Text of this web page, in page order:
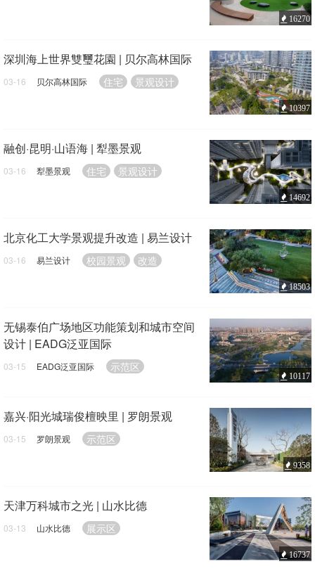
16270
深圳海上世界雙璽花園 | 贝尔高林国际
03-16 贝尔高林国际 住宅 景观设计
10397
融创·昆明·山语海 | 犁墨景观
03-16 犁墨景观 住宅 景观设计
14692
北京化工大学景观提升改造 | 易兰设计
03-16 易兰设计 校园景观 改造
18503
无锡泰伯广场地区功能策划和城市空间
设计 | EADG泛亚国际
03-15 EADG泛亚国际 示范区
10117
嘉兴·阳光城瑞俊檀映里 | 罗朗景观
03-15 罗朗景观 示范区
9358
天津万科城市之光 | 山水比德
03-13 山水比德 展示区
16737